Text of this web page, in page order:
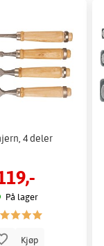
4 deler
På lager
Kjøp